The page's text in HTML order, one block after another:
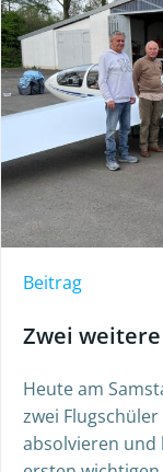
Beitrag
Zwei
Heute am
zwei
absolvieren und